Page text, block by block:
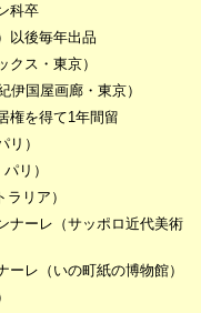
科卒
以後毎年出品
クス・東京）
伊国屋画廊・東京）
権を得て1年間留
）
リ）
リア）
ナーレ（サッポロ近代美術
レ（いの町紙の博物館）